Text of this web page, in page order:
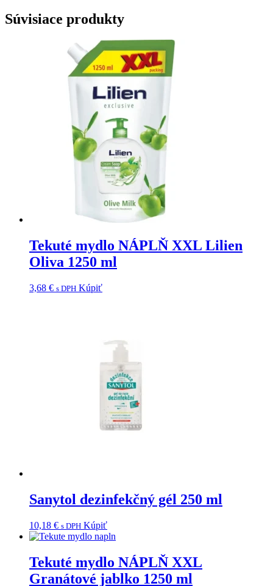
Súvisiace produkty
Tekuté mydlo NÁPLŇ XXL Lilien
Oliva 1250 ml
3,68 € s DPH Kúpiť
Sanytol dezinfekčný gél 250 ml
10,18 € s DPH Kúpiť
Tekuté mydlo NÁPLŇ XXL
Granátové jablko 1250 ml